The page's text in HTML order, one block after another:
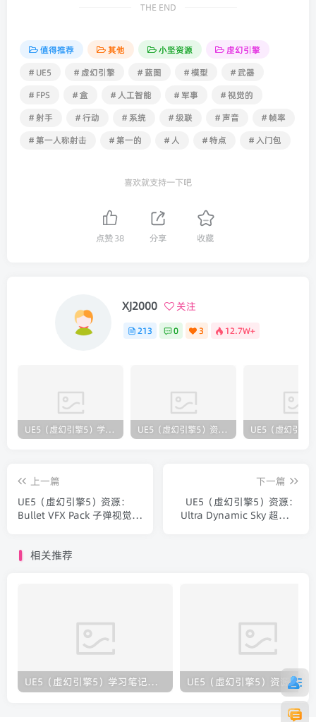
THE END
值得推荐 其他 小坚资源
虚幻引擎
# UE5
# 虚幻引擎 # 蓝图 # 模型
# 武器
# FPS
# 盒 # 人工智能 # 军事
# 视觉的
# 射手
# 行动 # 系统 # 级联 # 声音
# 帧率
# 第一人称射击
# 第一的 # 人 # 特点 # 入门包
喜欢就支持一下吧
点赞38 分享 收藏
XJ2000 关注
213 0 3 12.7W+
UE5（虚幻引擎5）学习笔记：碰撞知识要点 UE5（虚幻引擎5）资源：Bullet VFX Pack 子弹视觉特效包
上一篇
UE5（虚幻引擎5）资源：
Bullet VFX Pack 子弹视觉特
下一篇
UE5（虚幻引擎5）资源：
Ultra Dynamic Sky 超级强
相关推荐
UE5（虚幻引擎5）学习笔记：碰撞知识要点